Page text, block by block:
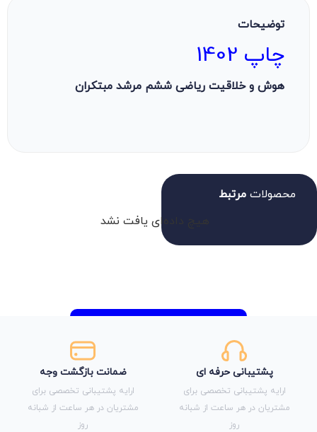
توضیحات
چاپ 1402
هوش و خلاقیت ریاضی ششم مرشد مبتکران
محصولات مرتبط
هیچ داده‌ای یافت نشد
پشتیبانی حرفه ای
ارایه پشتیبانی تخصصی برای
مشتریان در هر ساعت از شبانه
روز
ضمانت بازگشت وجه
ارایه پشتیبانی تخصصی برای
مشتریان در هر ساعت از شبانه
روز